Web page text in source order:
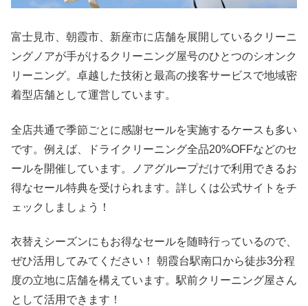
富士見市、朝霞市、新座市に店舗を展開しているクリーニ
ングノアが手がけるクリーニング屋号のひとつのシオンク
リーニング。卓越した技術と最高の接客サービスで地域密
着型店舗として運営しています。
全店共通で季節ごとに感謝セールを実施するケースも多い
です。例えば、ドライクリーニング全品20%OFFなどのセ
ールを開催しています。ノアグループだけで利用できるお
得なセール特典を受けられます。詳しくは公式サイトをチ
ェックしましょう！
衣替えシーズンにもお得なセールを随時行っているので、
ぜひ活用してみてください！ 朝霞台駅南口から徒歩3分程
度の立地に店舗を構えています。駅前クリーニング屋さん
として活用できます！